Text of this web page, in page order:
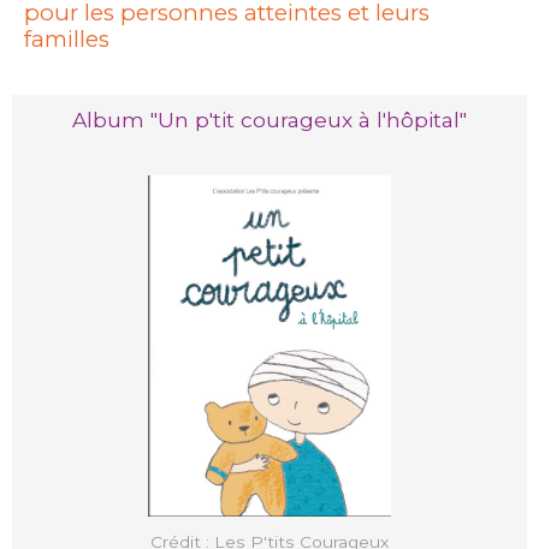
pour les personnes atteintes et leurs
familles
Album "Un p'tit courageux à l'hôpital"
Crédit : Les P'tits Courageux